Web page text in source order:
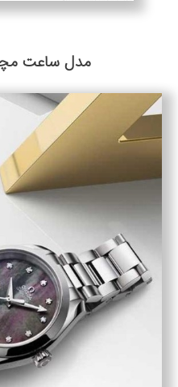
مدل ساعت